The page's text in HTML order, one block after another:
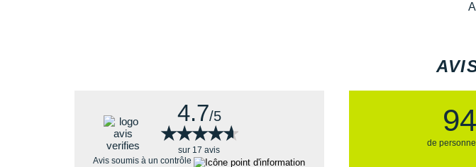
4.7/5
★★★★★
★★★★★
sur 17 avis
Avis soumis à un contrôle
de